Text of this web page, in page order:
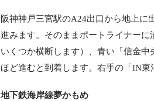
阪神神戸三宮駅のA24出口から地上に
進みます。そのままポートライナー
いくつか横断します）、青い「信金
ほど進むと到着します。右手の「IN東
地下鉄海岸線夢かもめ